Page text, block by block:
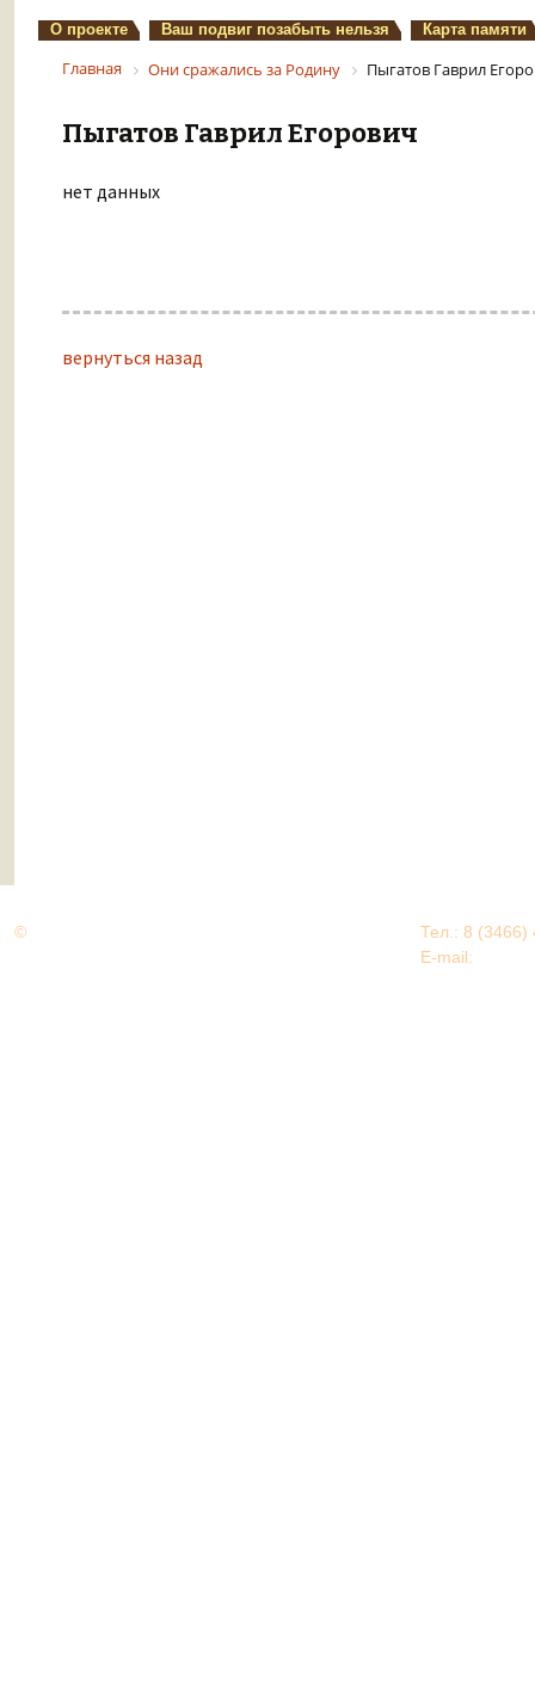
О проекте Ваш подвиг позабыть нельзя Карта памяти
Главная Они сражались за Родину Пыгатов Гаврил
Пыгатов Гаврил Егорович
нет данных
вернуться назад
©
Тел.: 8 (3466)
E-mail: